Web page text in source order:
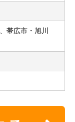
帯広市・旭川